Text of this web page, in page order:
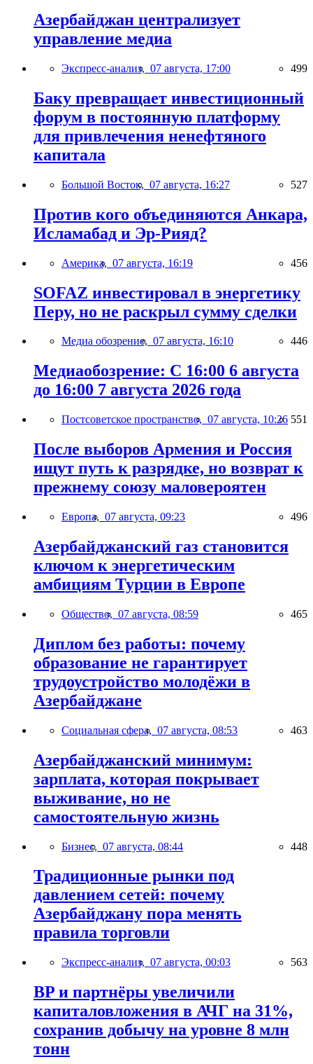
Азербайджан централизует
управление медиа
Экспресс-анализ, 07 августа, 17:00 499
Баку превращает инвестиционный
форум в постоянную платформу
для привлечения ненефтяного
капитала
Большой Восток, 07 августа, 16:27 527
Против кого объединяются Анкара,
Исламабад и Эр-Рияд?
Америка, 07 августа, 16:19 456
SOFAZ инвестировал в энергетику
Перу, но не раскрыл сумму сделки
Медиа обозрение, 07 августа, 16:10 446
Медиаобозрение: С 16:00 6 августа
до 16:00 7 августа 2026 года
Постсоветское пространство, 07 августа, 10:26 551
После выборов Армения и Россия
ищут путь к разрядке, но возврат к
прежнему союзу маловероятен
Европа, 07 августа, 09:23 496
Азербайджанский газ становится
ключом к энергетическим
амбициям Турции в Европе
Общество, 07 августа, 08:59 465
Диплом без работы: почему
образование не гарантирует
трудоустройство молодёжи в
Азербайджане
Социальная сфера, 07 августа, 08:53 463
Азербайджанский минимум:
зарплата, которая покрывает
выживание, но не
самостоятельную жизнь
Бизнес, 07 августа, 08:44 448
Традиционные рынки под
давлением сетей: почему
Азербайджану пора менять
правила торговли
Экспресс-анализ, 07 августа, 00:03 563
BP и партнёры увеличили
капиталовложения в АЧГ на 31%,
сохранив добычу на уровне 8 млн
тонн